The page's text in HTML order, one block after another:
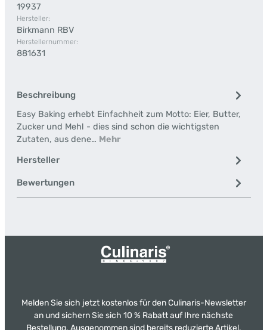
19937
Hersteller:
Birkmann RBV
Herstellernummer:
881631
Beschreibung
Easy Baking erhebt Einfachheit zum Motto: Eier, Butter,
Zucker und Mehl - dies sind schon die wichtigsten
Zutaten, aus dene… Mehr
Hersteller
Bewertungen
Melden Sie sich jetzt kostenlos für den Culinaris-Newsletter
an und sichern Sie sich 10 % Rabatt auf Ihre nächste
Bestellung. Ausgenommen sind bereits reduzierte Artikel,